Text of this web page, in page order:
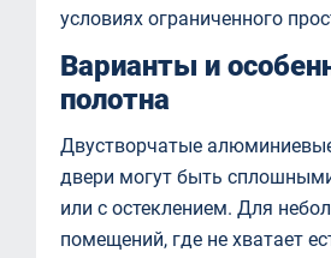
условиях ограниченного
Варианты и
полотна
Двустворчатые
двери могут быть
или с остеклением. Для
помещений, где не хватает